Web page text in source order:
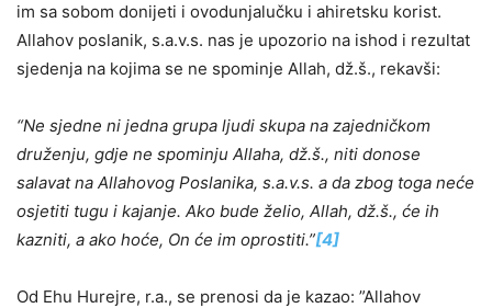
im sa sobom donijeti i ovodunjalučku i ahiretsku korist.
Allahov poslanik, s.a.v.s. nas je upozorio na ishod i rezultat
sjedenja na kojima se ne spominje Allah, dž.š., rekavši:
“Ne sjedne ni jedna grupa ljudi skupa na zajedničkom
druženju, gdje ne spominju Allaha, dž.š., niti donose
salavat na Allahovog Poslanika, s.a.v.s. a da zbog toga neće
osjetiti tugu i kajanje. Ako bude želio, Allah, dž.š., će ih
kazniti, a ako hoće, On će im oprostiti.”[4]
Od Ehu Hurejre, r.a., se prenosi da je kazao: ”Allahov